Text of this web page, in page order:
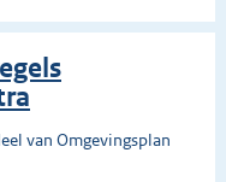
van Omgevingsplan